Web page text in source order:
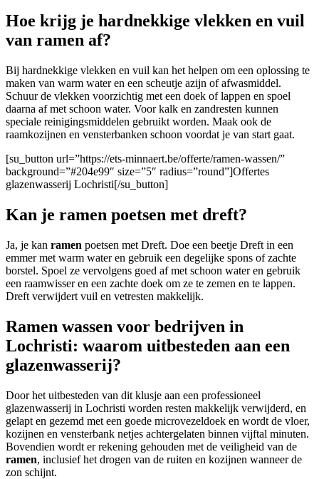
Hoe krijg je hardnekkige vlekken en vuil
van ramen af?
Bij hardnekkige vlekken en vuil kan het helpen om een oplossing te
maken van warm water en een scheutje azijn of afwasmiddel.
Schuur de vlekken voorzichtig met een doek of lappen en spoel
daarna af met schoon water. Voor kalk en zandresten kunnen
speciale reinigingsmiddelen gebruikt worden. Maak ook de
raamkozijnen en vensterbanken schoon voordat je van start gaat.
[su_button url=”https://ets-minnaert.be/offerte/ramen-wassen/”
background=”#204e99″ size=”5″ radius=”round”]Offertes
glazenwasserij Lochristi[/su_button]
Kan je ramen poetsen met dreft?
Ja, je kan ramen poetsen met Dreft. Doe een beetje Dreft in een
emmer met warm water en gebruik een degelijke spons of zachte
borstel. Spoel ze vervolgens goed af met schoon water en gebruik
een raamwisser en een zachte doek om ze te zemen en te lappen.
Dreft verwijdert vuil en vetresten makkelijk.
Ramen wassen voor bedrijven in
Lochristi: waarom uitbesteden aan een
glazenwasserij?
Door het uitbesteden van dit klusje aan een professioneel
glazenwasserij in Lochristi worden resten makkelijk verwijderd, en
gelapt en gezemd met een goede microvezeldoek en wordt de vloer,
kozijnen en vensterbank netjes achtergelaten binnen vijftal minuten.
Bovendien wordt er rekening gehouden met de veiligheid van de
ramen, inclusief het drogen van de ruiten en kozijnen wanneer de
zon schijnt.